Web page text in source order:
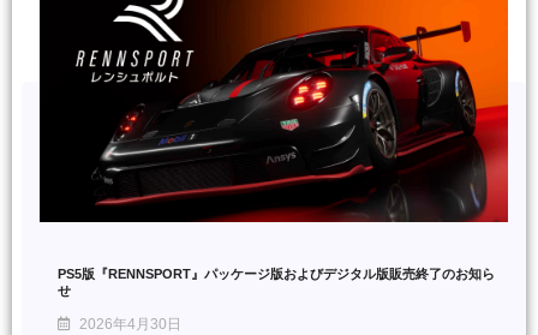
PS5版『RENNSPORT』パッケージ版およびデジタル版販売終了のお知ら
せ
2026年4月30日